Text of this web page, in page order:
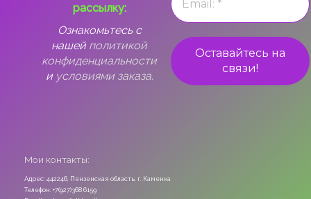
рассылку:
Ознакомьтесь с
нашей политикой
конфиденциальности
и условиями заказа.
Мои контакты:
Адрес: 442246, Пензенская область, г. Каменка
Телефон: +7(927)368 6159